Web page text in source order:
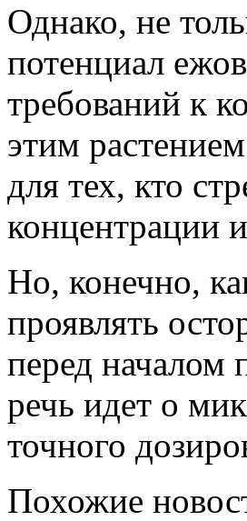
Однако, не
потенциал
требований к
этим
для тех, кто
концентрации
Но, конечно,
проявлять
перед началом
речь идет о
точного
Похожие